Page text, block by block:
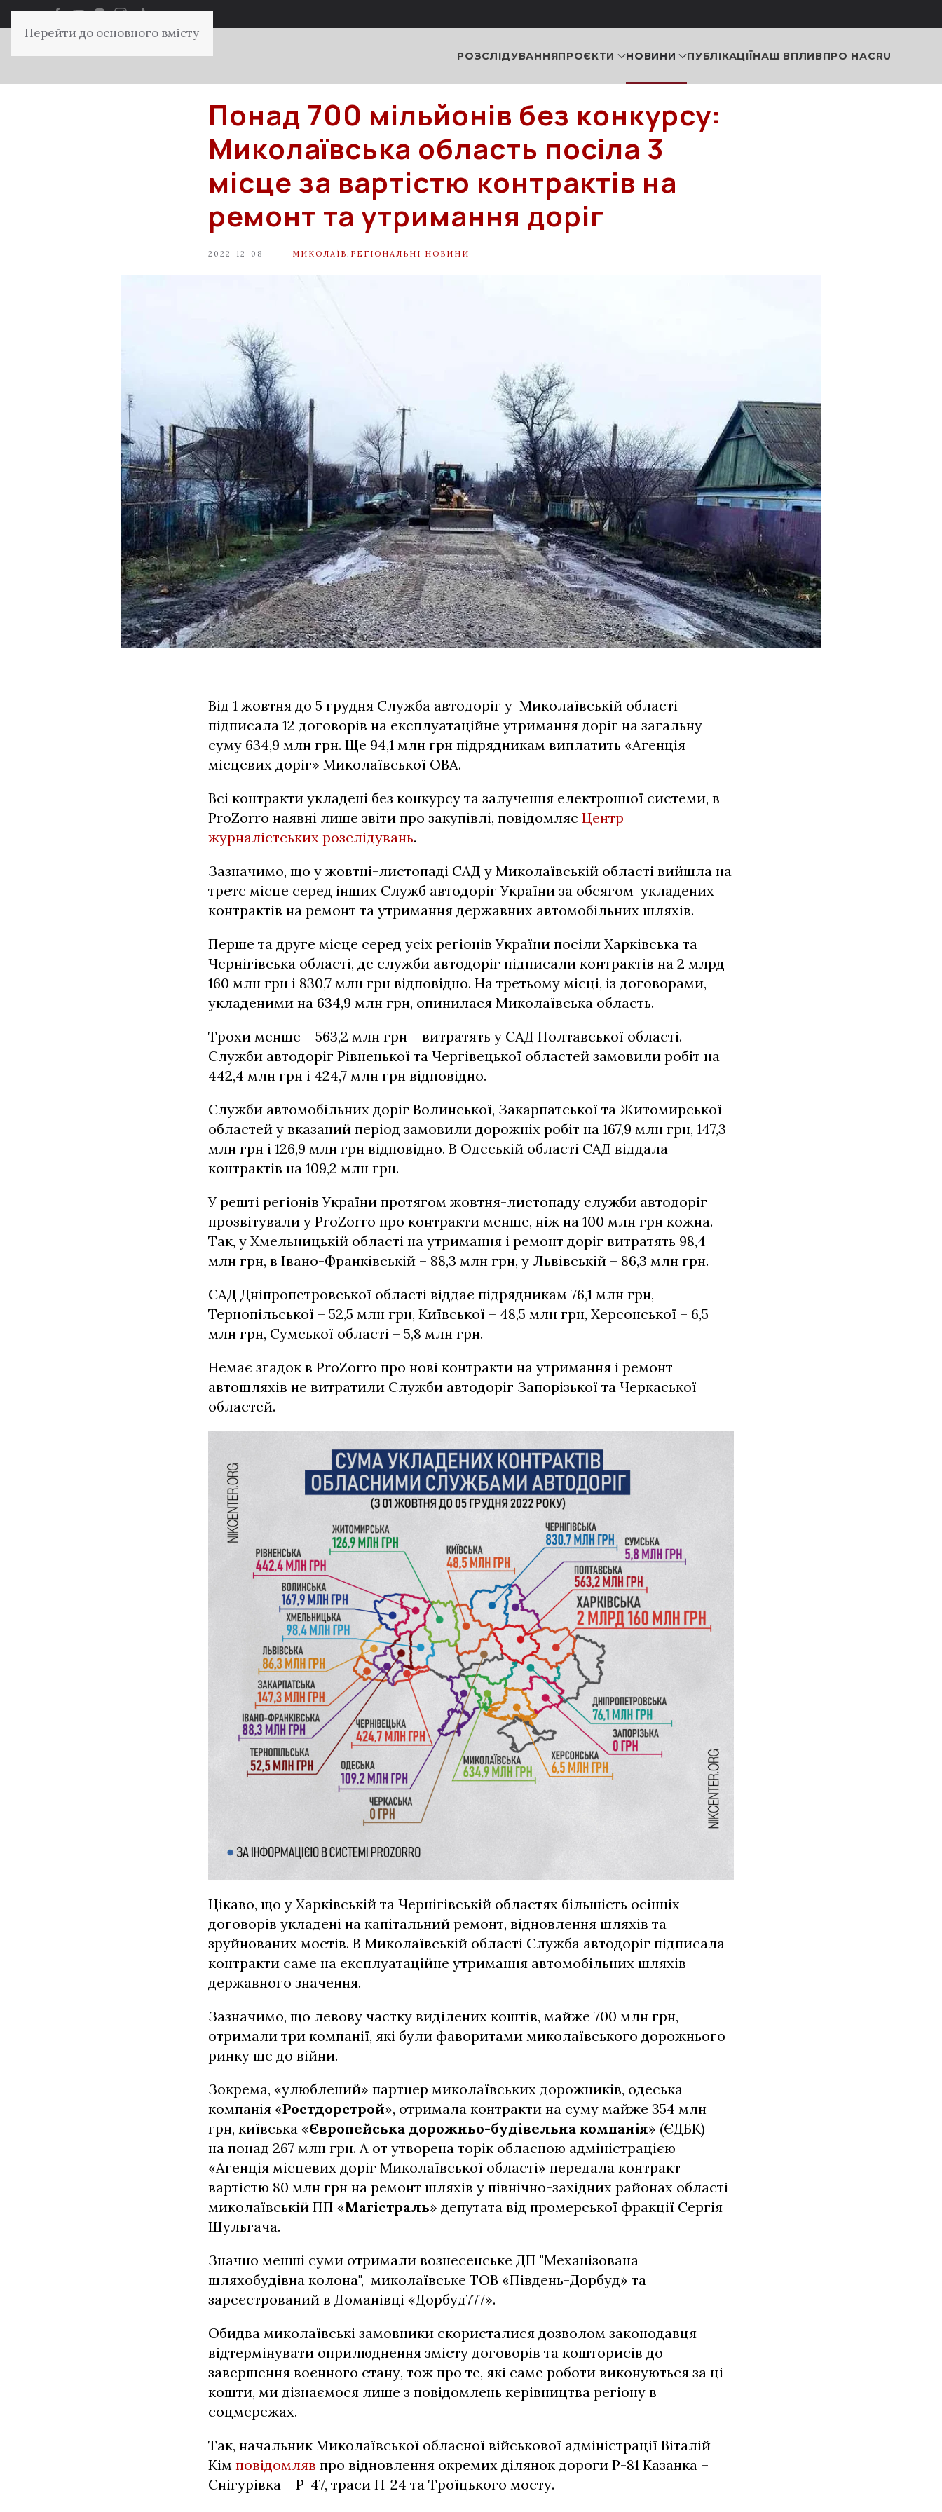
Перейти до основного вмісту
РОЗСЛІДУВАННЯПРОЄКТИ НОВИНИ ПУБЛІКАЦІЇНАШ ВПЛИВПРО НАСRU
Понад 700 мільйонів без конкурсу:
Миколаївська область посіла 3
місце за вартістю контрактів на
ремонт та утримання доріг
2022-12-08 МИКОЛАЇВ РЕГІОНАЛЬНІ НОВИНИ
Від 1 жовтня до 5 грудня Служба автодоріг у Миколаївській області
підписала 12 договорів на експлуатаційне утримання доріг на загальну
суму 634,9 млн грн. Ще 94,1 млн грн підрядникам виплатить «Агенція
місцевих доріг» Миколаївської ОВА.
Всі контракти укладені без конкурсу та залучення електронної системи, в
ProZorro наявні лише звіти про закупівлі, повідомляє Центр
журналістських розслідувань.
Зазначимо, що у жовтні-листопаді САД у Миколаївській області вийшла на
третє місце серед інших Служб автодоріг України за обсягом укладених
контрактів на ремонт та утримання державних автомобільних шляхів.
Перше та друге місце серед усіх регіонів України посіли Харківська та
Чернігівська області, де служби автодоріг підписали контрактів на 2 млрд
160 млн грн і 830,7 млн грн відповідно. На третьому місці, із договорами,
укладеними на 634,9 млн грн, опинилася Миколаївська область.
Трохи менше – 563,2 млн грн – витратять у САД Полтавської області.
Служби автодоріг Рівненької та Чергівецької областей замовили робіт на
442,4 млн грн і 424,7 млн грн відповідно.
Служби автомобільних доріг Волинської, Закарпатської та Житомирської
областей у вказаний період замовили дорожніх робіт на 167,9 млн грн, 147,3
млн грн і 126,9 млн грн відповідно. В Одеській області САД віддала
контрактів на 109,2 млн грн.
У решті регіонів України протягом жовтня-листопаду служби автодоріг
прозвітували у ProZorro про контракти менше, ніж на 100 млн грн кожна.
Так, у Хмельницькій області на утримання і ремонт доріг витратять 98,4
млн грн, в Івано-Франківській – 88,3 млн грн, у Львівській – 86,3 млн грн.
САД Дніпропетровської області віддає підрядникам 76,1 млн грн,
Тернопільської – 52,5 млн грн, Київської – 48,5 млн грн, Херсонської – 6,5
млн грн, Сумської області – 5,8 млн грн.
Немає згадок в ProZorro про нові контракти на утримання і ремонт
автошляхів не витратили Служби автодоріг Запорізької та Черкаської
областей.
Цікаво, що у Харківській та Чернігівській областях більшість осінніх
договорів укладені на капітальний ремонт, відновлення шляхів та
зруйнованих мостів. В Миколаївській області Служба автодоріг підписала
контракти саме на експлуатаційне утримання автомобільних шляхів
державного значення.
Зазначимо, що левову частку виділених коштів, майже 700 млн грн,
отримали три компанії, які були фаворитами миколаївського дорожнього
ринку ще до війни.
Зокрема, «улюблений» партнер миколаївських дорожників, одеська
компанія «Ростдорстрой», отримала контракти на суму майже 354 млн
грн, київська «Європейська дорожньо-будівельна компанія» (ЄДБК) –
на понад 267 млн грн. А от утворена торік обласною адміністрацією
«Агенція місцевих доріг Миколаївської області» передала контракт
вартістю 80 млн грн на ремонт шляхів у північно-західних районах області
миколаївській ПП «Магістраль» депутата від промерської фракції Сергія
Шульгача.
Значно менші суми отримали вознесенське ДП "Механізована
шляхобудівна колона", миколаївське ТОВ «Південь-Дорбуд» та
зареєстрований в Доманівці «Дорбуд777».
Обидва миколаївські замовники скористалися дозволом законодавця
відтермінувати оприлюднення змісту договорів та кошторисів до
завершення воєнного стану, тож про те, які саме роботи виконуються за ці
кошти, ми дізнаємося лише з повідомлень керівництва регіону в
соцмережах.
Так, начальник Миколаївської обласної військової адміністрації Віталій
Кім повідомляв про відновлення окремих ділянок дороги Р-81 Казанка –
Снігурівка – P-47, траси Н-24 та Троїцького мосту.